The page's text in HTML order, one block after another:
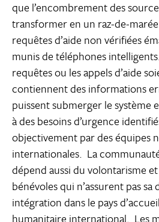
que l’encombrement des
transformer en un raz-de-
requêtes d’aide non vérifiées
munis de téléphones
requêtes ou les appels d’aide
contiennent des informations
puissent submerger le système
à des besoins d’urgence
objectivement par des équipes
internationales. La
dépend aussi du volontarisme
bénévoles qui n’assurent pas
intégration dans le pays
humanitaire international. Les